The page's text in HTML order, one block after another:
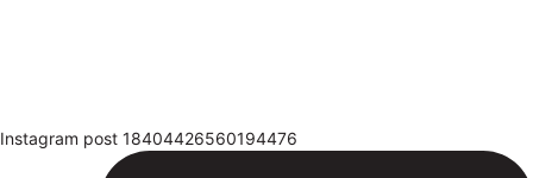
Instagram post 18404426560194476